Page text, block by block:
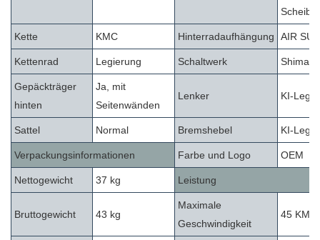
Kette KMC Hinterradaufhängung AIR
Kettenrad Legierung Schaltwerk
Gepäckträger
hinten
Ja, mit
Seitenwänden
Lenker KI-
Sattel Normal Bremshebel KI-
Verpackungsinformationen Farbe und Logo OEM
Nettogewicht 37 kg Leistung
Bruttogewicht 43 kg
Maximale
Geschwindigkeit
45 KM